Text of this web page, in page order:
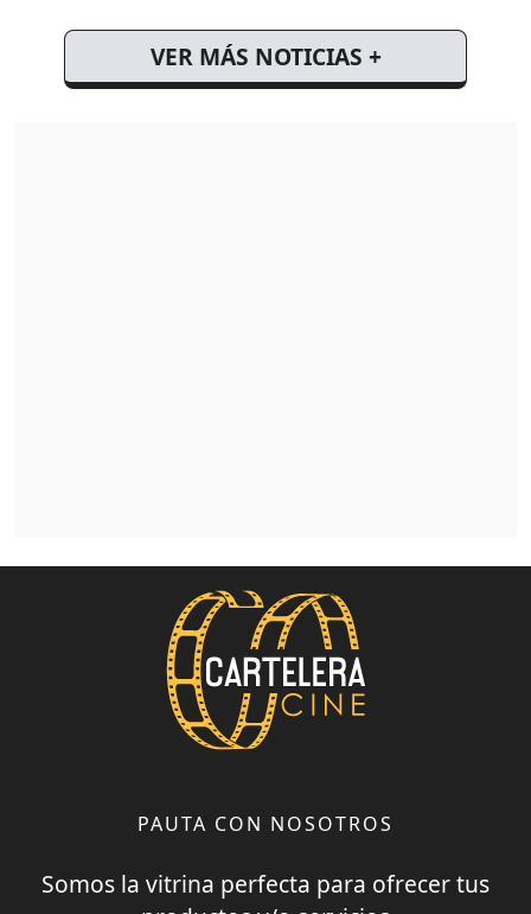
VER MÁS NOTICIAS +
PAUTA CON NOSOTROS
Somos la vitrina perfecta para ofrecer tus